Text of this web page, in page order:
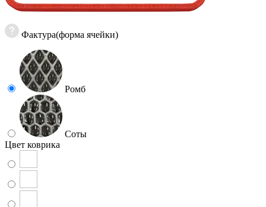
Фактура(форма ячейки)
Ромб
Соты
Цвет коврика